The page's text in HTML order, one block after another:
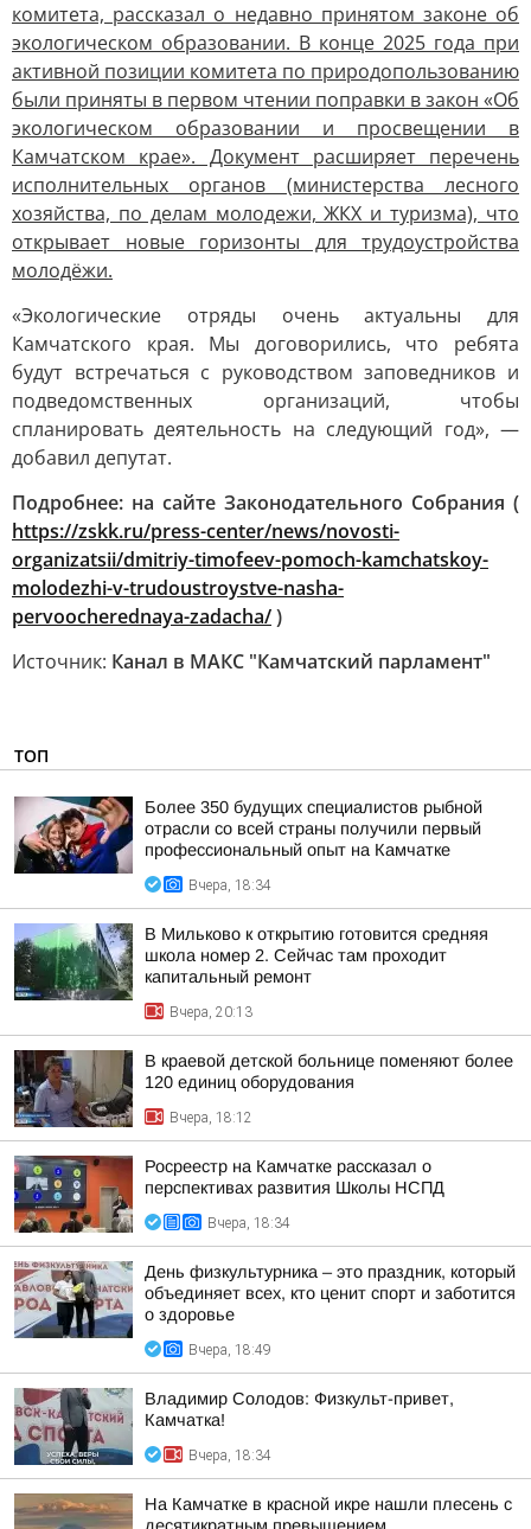
комитета, рассказал о недавно принятом законе об
экологическом образовании. В конце 2025 года при
активной позиции комитета по природопользованию
были приняты в первом чтении поправки в закон «Об
экологическом образовании и просвещении в
Камчатском крае». Документ расширяет перечень
исполнительных органов (министерства лесного
хозяйства, по делам молодежи, ЖКХ и туризма), что
открывает новые горизонты для трудоустройства
молодёжи.
«Экологические отряды очень актуальны для
Камчатского края. Мы договорились, что ребята
будут встречаться с руководством заповедников и
подведомственных организаций, чтобы
спланировать деятельность на следующий год», —
добавил депутат.
Подробнее: на сайте Законодательного Собрания (
https://zskk.ru/press-center/news/novosti-
organizatsii/dmitriy-timofeev-pomoch-kamchatskoy-
molodezhi-v-trudoustroystve-nasha-
pervoocherednaya-zadacha/)
Источник: Канал в МАКС "Камчатский парламент"
ТОП
Более 350 будущих специалистов рыбной
отрасли со всей страны получили первый
профессиональный опыт на Камчатке
Вчера, 18:34
В Мильково к открытию готовится средняя
школа номер 2. Сейчас там проходит
капитальный ремонт
Вчера, 20:13
В краевой детской больнице поменяют более
120 единиц оборудования
Вчера, 18:12
Росреестр на Камчатке рассказал о
перспективах развития Школы НСПД
Вчера, 18:34
День физкультурника – это праздник, который
объединяет всех, кто ценит спорт и заботится
о здоровье
Вчера, 18:49
Владимир Солодов: Физкульт-привет,
Камчатка!
Вчера, 18:34
На Камчатке в красной икре нашли плесень с